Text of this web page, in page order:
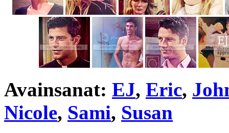
Avainsanat: EJ, Eric,
Nicole, Sami, Susan